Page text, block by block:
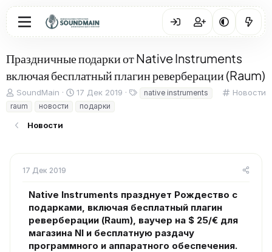
Праздничные подарки от Native Instruments
включая бесплатный плагин реверберации (Raum)
К
Новости
А
в
т
о
SoundMain
Д
а
т
а
17 Дек 2019
native instruments
raum
новости подарки
Новости
17 Дек 2019
Native Instruments празднует Рождество с
подарками, включая бесплатный плагин
реверберации (Raum), ваучер на $ 25/€ для
магазина NI и бесплатную раздачу
программного и аппаратного обеспечения.